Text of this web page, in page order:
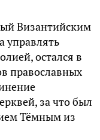
Византийским
управлять
остался в
православных
за что был
Тёмным из